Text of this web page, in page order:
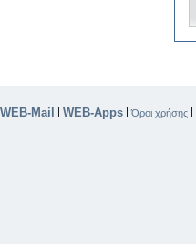
WEB-Mail | WEB-Apps |Όροι χρήσης |